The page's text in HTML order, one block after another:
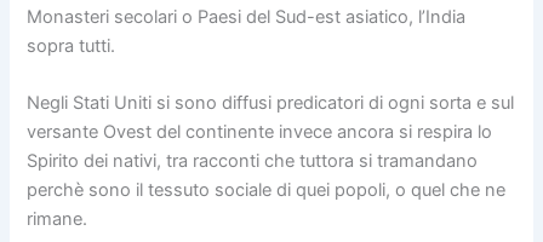
Monasteri secolari o Paesi del Sud-est asiatico, l’India
sopra tutti.
Negli Stati Uniti si sono diffusi predicatori di ogni sorta e sul
versante Ovest del continente invece ancora si respira lo
Spirito dei nativi, tra racconti che tuttora si tramandano
perchè sono il tessuto sociale di quei popoli, o quel che ne
rimane.